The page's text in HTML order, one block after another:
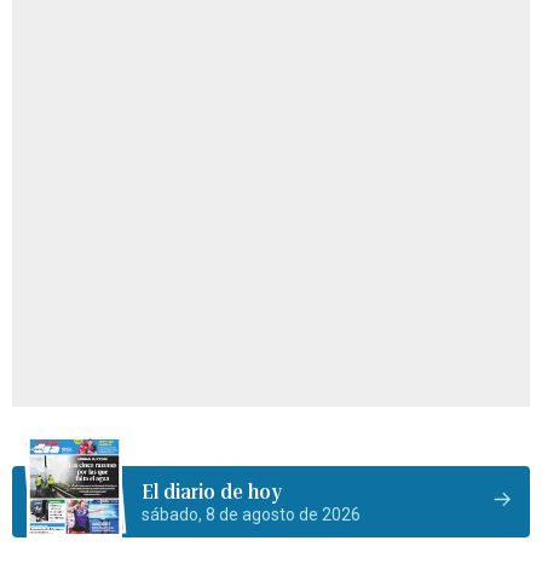
El diario de hoy
sábado, 8 de agosto de 2026